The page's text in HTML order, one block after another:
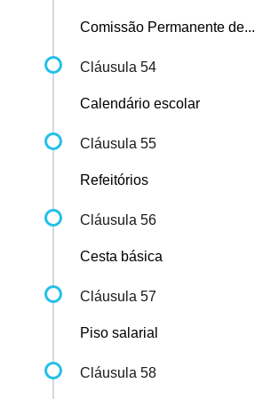
Comissão Permanente de...
Cláusula 54
Calendário escolar
Cláusula 55
Refeitórios
Cláusula 56
Cesta básica
Cláusula 57
Piso salarial
Cláusula 58